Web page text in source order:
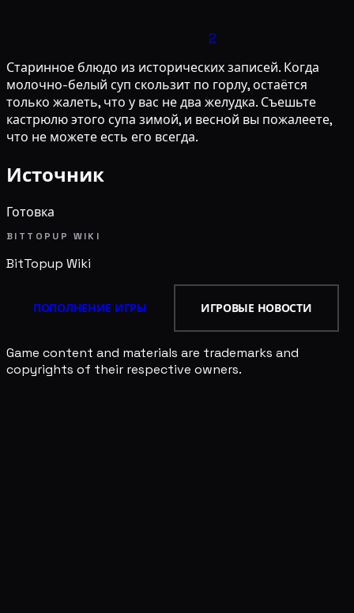
2
Старинное блюдо из исторических записей. Когда
молочно-белый суп скользит по горлу, остаётся
только жалеть, что у вас не два желудка. Съешьте
кастрюлю этого супа зимой, и весной вы пожалеете,
что не можете есть его всегда.
Источник
Готовка
BITTOPUP WIKI
BitTopup Wiki
ПОПОЛНЕНИЕ ИГРЫ ИГРОВЫЕ НОВОСТИ
Game content and materials are trademarks and
copyrights of their respective owners.